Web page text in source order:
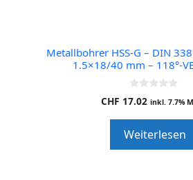
Metallbohrer HSS-G – DIN
1.5×18/40 mm – 118°-
0
o
o
f
5
CHF 17.02 inkl. 7.7%
Weiterlesen